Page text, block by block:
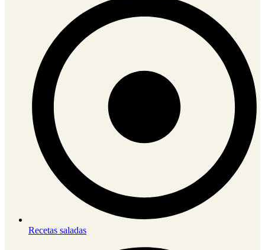
Recetas saladas